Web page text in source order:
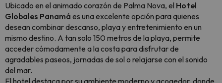
Ubicado en el animado corazón de Palma Nova, el Hotel
Globales Panamá es una excelente opción para quienes
desean combinar descanso, playa y entretenimiento en un
mismo destino. A tan solo 150 metros de la playa, permite
acceder cómodamente a la costa para disfrutar de
agradables paseos, jornadas de sol o relajarse con el sonido
del mar.